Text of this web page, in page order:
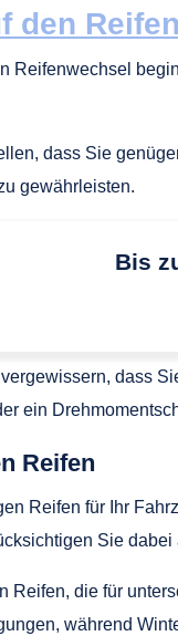
den
Reifenwechsel
dass Sie
gewährleisten.
Bis
dass
ein
Reifen
Reifen für Ihr
Sie
Reifen, die für
während